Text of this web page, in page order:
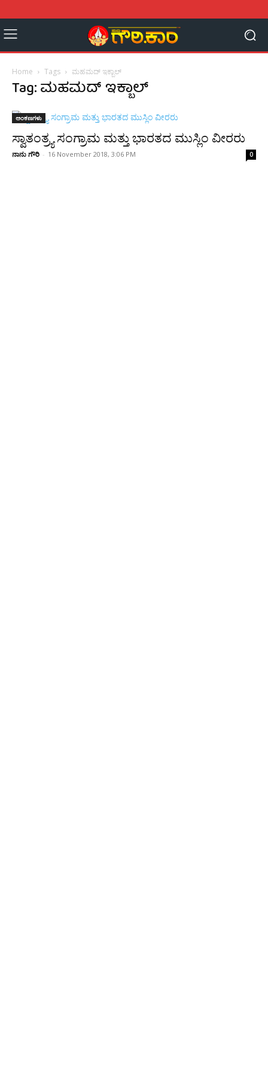
Home Tags ಮಹಮದ್ ಇಕ್ಬಾಲ್
Tag: ಮಹಮದ್ ಇಕ್ಬಾಲ್
ಅಂಕಣಗಳು
ಸ್ವಾತಂತ್ರ್ಯ ಸಂಗ್ರಾಮ ಮತ್ತು ಭಾರತದ ಮುಸ್ಲಿಂ ವೀರರು
ನಾನು ಗೌರಿ - 16 November 2018, 3:06 PM 0